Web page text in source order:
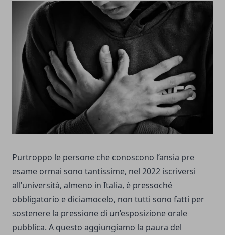
Purtroppo le persone che conoscono l’ansia pre
esame ormai sono tantissime, nel 2022 iscriversi
all’università, almeno in Italia, è pressoché
obbligatorio e diciamocelo, non tutti sono fatti per
sostenere la pressione di un’esposizione orale
pubblica. A questo aggiungiamo la paura del